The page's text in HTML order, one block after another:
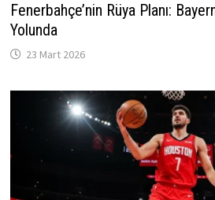
Fenerbahçe’nin Rüya Planı:
Yolunda
23 Mart 2026